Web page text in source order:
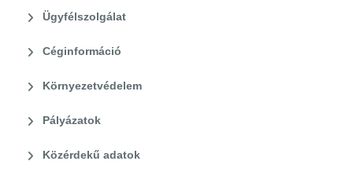
Ügyfélszolgálat
Céginformáció
Környezetvédelem
Pályázatok
Közérdekű adatok